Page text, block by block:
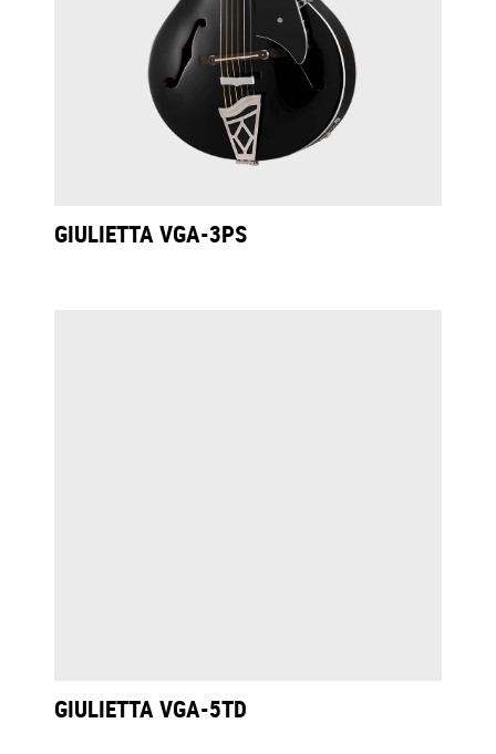
GIULIETTA VGA-3PS
GIULIETTA VGA-5TD